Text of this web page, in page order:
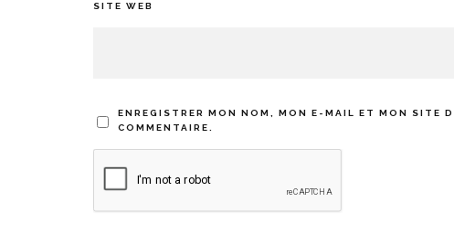
SITE WEB
ENREGISTRER MON NOM, MON E-MAIL ET MON SITE
COMMENTAIRE.